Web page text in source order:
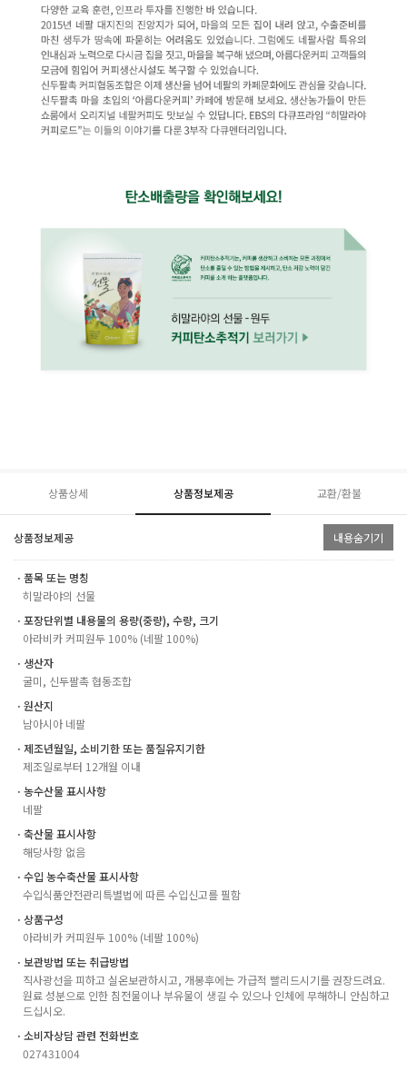
상품상세 상품정보제공 교환/환불
상품정보제공 내용숨기기
ㆍ품목 또는 명칭
히말라야의 선물
ㆍ포장단위별 내용물의 용량(중량), 수량, 크기
아라비카 커피원두 100% (네팔 100%)
ㆍ생산자
굴미, 신두팔촉 협동조합
ㆍ원산지
남아시아 네팔
ㆍ제조년월일, 소비기한 또는 품질유지기한
제조일로부터 12개월 이내
ㆍ농수산물 표시사항
네팔
ㆍ축산물 표시사항
해당사항 없음
ㆍ수입 농수축산물 표시사항
수입식품안전관리특별법에 따른 수입신고를 필함
ㆍ상품구성
아라비카 커피원두 100% (네팔 100%)
ㆍ보관방법 또는 취급방법
직사광선을 피하고 실온보관하시고, 개봉후에는 가급적 빨리드시기를 권장드려요.
원료 성분으로 인한 침전물이나 부유물이 생길 수 있으나 인체에 무해하니 안심하고
드십시오.
ㆍ소비자상담 관련 전화번호
027431004